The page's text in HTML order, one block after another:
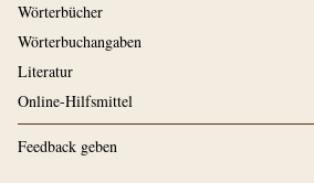
Wörterbücher
Wörterbuchangaben
Literatur
Online-Hilfsmittel
Feedback geben